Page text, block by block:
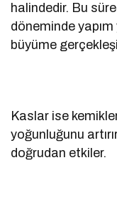
halindedir. Bu
döneminde yapım
büyüme
Kaslar ise
yoğunluğunu
doğrudan etkiler.